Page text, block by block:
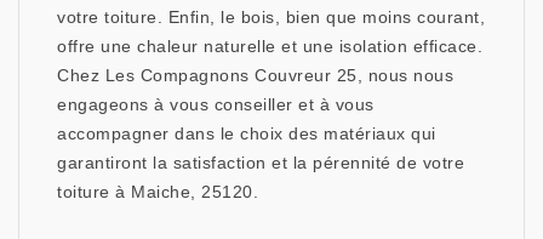
votre toiture. Enfin, le bois, bien que moins courant,
offre une chaleur naturelle et une isolation efficace.
Chez Les Compagnons Couvreur 25, nous nous
engageons à vous conseiller et à vous
accompagner dans le choix des matériaux qui
garantiront la satisfaction et la pérennité de votre
toiture à Maiche, 25120.